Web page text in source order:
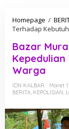
Homepage /
Terhadap
Bazar
Warga
IDN KALBAR
Maret
BERITA, KEPOLISIAN,